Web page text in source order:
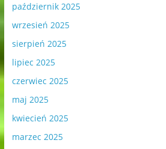
październik 2025
wrzesień 2025
sierpień 2025
lipiec 2025
czerwiec 2025
maj 2025
kwiecień 2025
marzec 2025